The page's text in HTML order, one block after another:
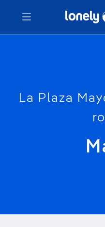
Menu
La Plaza